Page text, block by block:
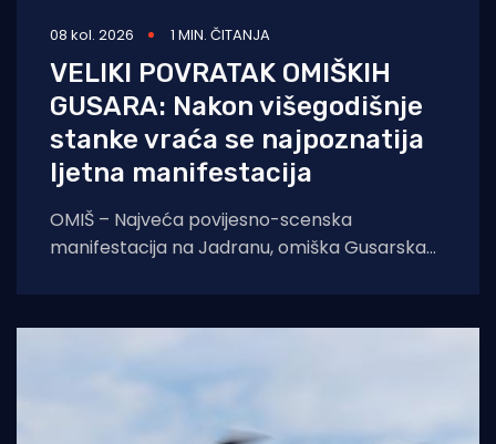
08 kol. 2026 1 MIN. ČITANJA
VELIKI POVRATAK OMIŠKIH
GUSARA: Nakon višegodišnje
stanke vraća se najpoznatija
ljetna manifestacija
OMIŠ – Najveća povijesno-scenska
manifestacija na Jadranu, omiška Gusarska